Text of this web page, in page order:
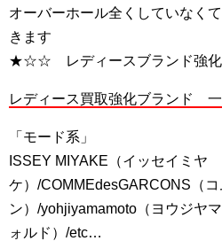
オーバーホール全くしていなく
きます
★☆☆ レディースブランド強
レディース買取強化ブランド 一
「モード系」
ISSEY MIYAKE（イッセイミヤ
ケ）/COMMEdesGARCONS（
ン）/yohjiyamamoto（ヨウジヤ
ォルド）/etc…